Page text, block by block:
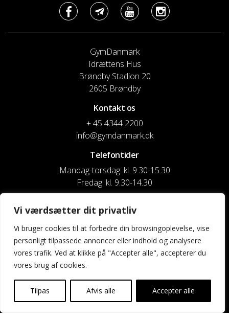
Vi værdsætter dit privatliv
Vi bruger cookies til at forbedre din browsingoplevelse, vise
personligt tilpassede annoncer eller indhold og analysere
vores trafik. Ved at klikke på "Accepter alle", accepterer du
vores brug af cookies.
Tilpas Afvis alle Accepter alle
GymDanmark
Idrættens Hus
Brøndby Stadion 20
2605 Brøndby
Kontakt os
+ 45 4344 2200
info@gymdanmark.dk
Telefontider
Mandag-torsdag: kl. 9.30-15.30
Fredag: kl. 9.30-14.30
CVR nr. 20916818
Reg. & Kontonr.: 4180 3119119022
Privatlivspolitik og cookies
Kontakt os
Kalender